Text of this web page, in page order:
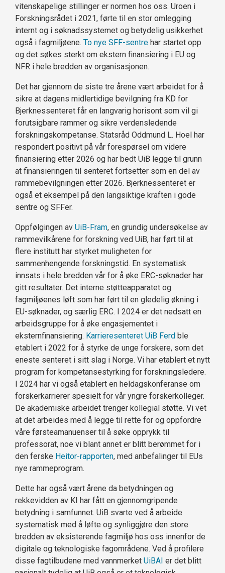
vitenskapelige stillinger er normen hos oss. Uroen i
Forskningsrådet i 2021, førte til en stor omlegging
internt og i søknadssystemet og betydelig usikkerhet
også i fagmiljøene. To nye SFF-sentre har startet opp
og det søkes sterkt om ekstern finansiering i EU og
NFR i hele bredden av organisasjonen.
Det har gjennom de siste tre årene vært arbeidet for å
sikre at dagens midlertidige bevilgning fra KD for
Bjerknessenteret får en langvarig horisont som vil gi
forutsigbare rammer og sikre verdensledende
forskningskompetanse. Statsråd Oddmund L. Hoel har
respondert positivt på vår forespørsel om videre
finansiering etter 2026 og har bedt UiB legge til grunn
at finansieringen til senteret fortsetter som en del av
rammebevilgningen etter 2026. Bjerknessenteret er
også et eksempel på den langsiktige kraften i gode
sentre og SFFer.
Oppfølgingen av UiB-Fram, en grundig undersøkelse av
rammevilkårene for forskning ved UiB, har ført til at
flere institutt har styrket muligheten for
sammenhengende forskningstid. En systematisk
innsats i hele bredden vår for å øke ERC-søknader har
gitt resultater. Det interne støtteapparatet og
fagmiljøenes løft som har ført til en gledelig økning i
EU-søknader, og særlig ERC. I 2024 er det nedsatt en
arbeidsgruppe for å øke engasjementet i
eksternfinansiering. Karrieresenteret UiB Ferd ble
etablert i 2022 for å styrke de unge forskere, som det
eneste senteret i sitt slag i Norge. Vi har etablert et nytt
program for kompetansestyrking for forskningsledere.
I 2024 har vi også etablert en heldagskonferanse om
forskerkarrierer spesielt for vår yngre forskerkolleger.
De akademiske arbeidet trenger kollegial støtte. Vi vet
at det arbeides med å legge til rette for og oppfordre
våre førsteamanuenser til å søke opprykk til
professorat, noe vi blant annet er blitt berømmet for i
den ferske Heitor-rapporten, med anbefalinger til EUs
nye rammeprogram.
Dette har også vært årene da betydningen og
rekkevidden av KI har fått en gjennomgripende
betydning i samfunnet. UiB svarte ved å arbeide
systematisk med å løfte og synliggjøre den store
bredden av eksisterende fagmiljø hos oss innenfor de
digitale og teknologiske fagområdene. Ved å profilere
disse fagtilbudene med vannmerket UiBAI er det blitt